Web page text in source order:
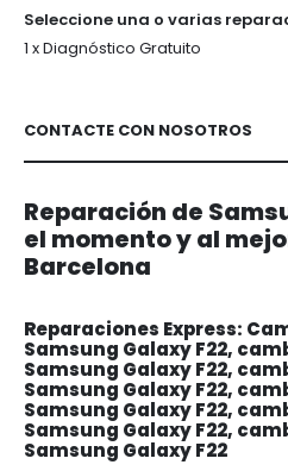
Seleccione una o varias
1 x Diagnóstico Gratuito
CONTACTE CON NOSOTROS
Reparación de
el momento y al
Barcelona
Reparaciones Express:
Samsung Galaxy F22,
Samsung Galaxy F22,
Samsung Galaxy F22,
Samsung Galaxy F22,
Samsung Galaxy F22,
Samsung Galaxy F22